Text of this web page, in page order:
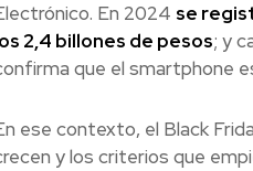
En 2024 se
2,4 billones de pesos; y
que el smartphone
ese contexto, el Black
y los criterios que